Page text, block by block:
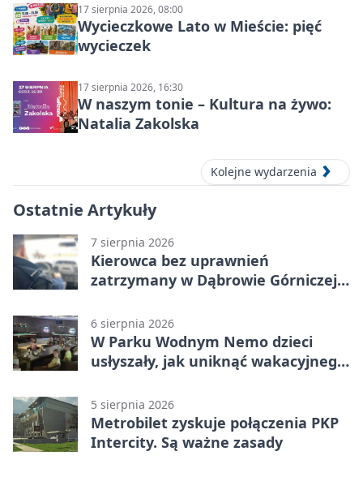
17 sierpnia 2026, 08:00
Wycieczkowe Lato w Mieście: pięć
wycieczek
17 sierpnia 2026, 16:30
W naszym tonie – Kultura na żywo:
Natalia Zakolska
Kolejne wydarzenia
Ostatnie Artykuły
7 sierpnia 2026
Kierowca bez uprawnień
zatrzymany w Dąbrowie Górniczej.
6 sierpnia 2026
W Parku Wodnym Nemo dzieci
usłyszały, jak uniknąć wakacyjnego
5 sierpnia 2026
Metrobilet zyskuje połączenia PKP
Intercity. Są ważne zasady